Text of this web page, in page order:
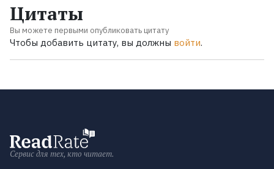
Цитаты
Вы можете первыми опубликовать цитату
Чтобы добавить цитату, вы должны войти.
Сервис для тех, кто читает.